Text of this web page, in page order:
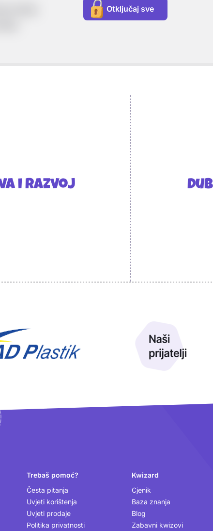
Otključaj sve
i razvoj
Trebaš pomoć?
Česta pitanja
Uvjeti korištenja
Uvjeti prodaje
Politika privatnosti
Kwizard
Cjenik
Baza znanja
Blog
Zabavni kwizovi